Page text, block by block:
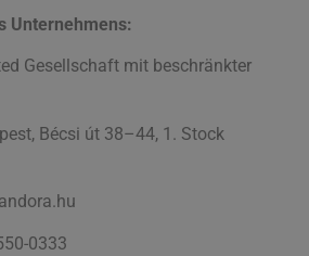
Unternehmens:
Gesellschaft mit beschränkter
Bécsi út 38–44, 1. Stock
0333